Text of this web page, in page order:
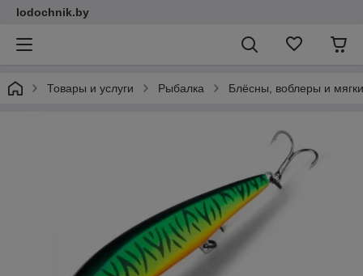
lodochnik.by
Товары и услуги Рыбалка Блёсны, воблеры и